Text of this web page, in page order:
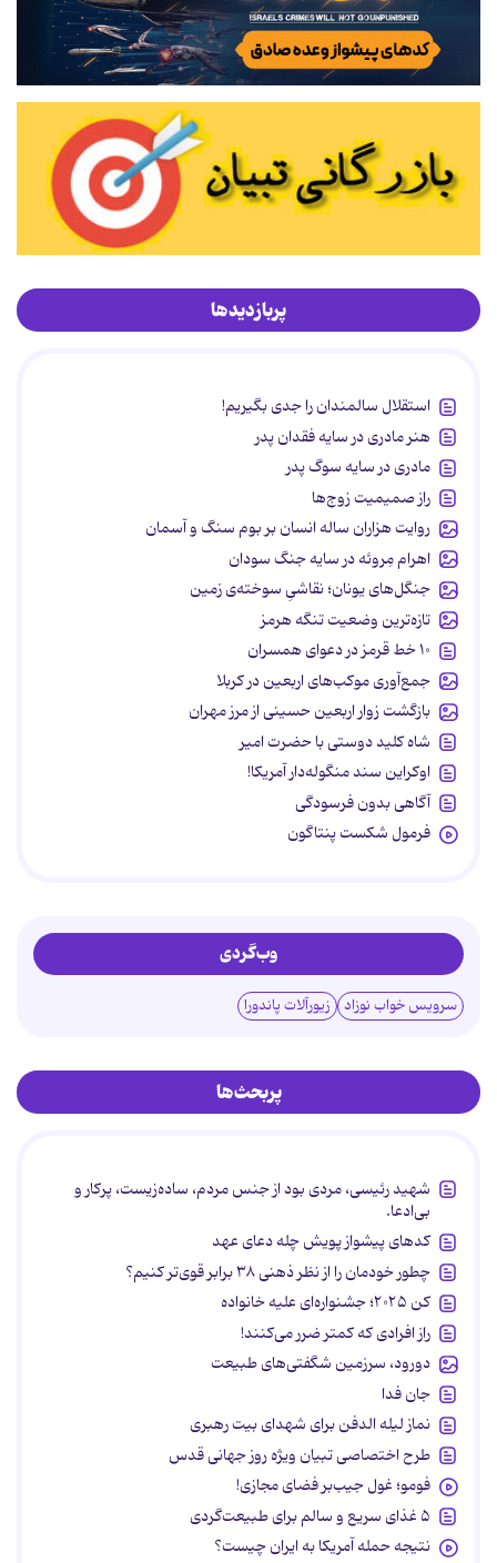
پربازدیدها
استقلال سالمندان را جدی بگیریم!
هنر مادری در سایه‌ فقدان پدر
مادری در سایه سوگ پدر
راز صمیمیت زوج‌ها
روایت هزاران ساله انسان بر بوم سنگ و آسمان
اهرام مِروئه در سایه جنگ سودان
جنگل‌های یونان؛ نقاشیِ سوخته‌ی زمین
تازه‌ترین وضعیت تنگه هرمز
۱۰ خط قرمز در دعوای همسران
جمع‌آوری موکب‌های اربعین در کربلا
بازگشت زوار اربعین حسینی از مرز مهران
شاه کلید دوستی با حضرت امیر
اوکراین سند منگوله‌دار آمریکا!
آگاهی بدون فرسودگی
فرمول شکست پنتاگون
وب‌گردی
سرویس خواب نوزاد زیورآلات پاندورا
پربحث‌ها
شهید رئیسی، مردی بود از جنس مردم، ساده‌زیست، پرکار و
بی‌ادعا.
کدهای پیشواز پویش چله دعای عهد
چطور خودمان را از نظر ذهنی ۳۸ برابر قوی‌تر کنیم؟
کن ۲۰۲۵؛ جشنواره‌ای علیه خانواده
راز افرادی که کمتر ضرر می‌کنند!
دورود، سرزمین شگفتی‌های طبیعت
جان فدا
نماز لیله الدفن برای شهدای بیت رهبری
طرح اختصاصی تبیان ویژه روز جهانی قدس
فومو؛ غول جیب‌بر فضای مجازی!
۵ غذای سریع و سالم برای طبیعت‌گردی
نتیجه حمله آمریکا به ایران چیست؟